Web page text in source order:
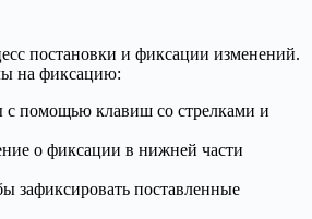
постановки и фиксации изменений.
на фиксацию:
помощью клавиш со стрелками и
о фиксации в нижней части
зафиксировать поставленные